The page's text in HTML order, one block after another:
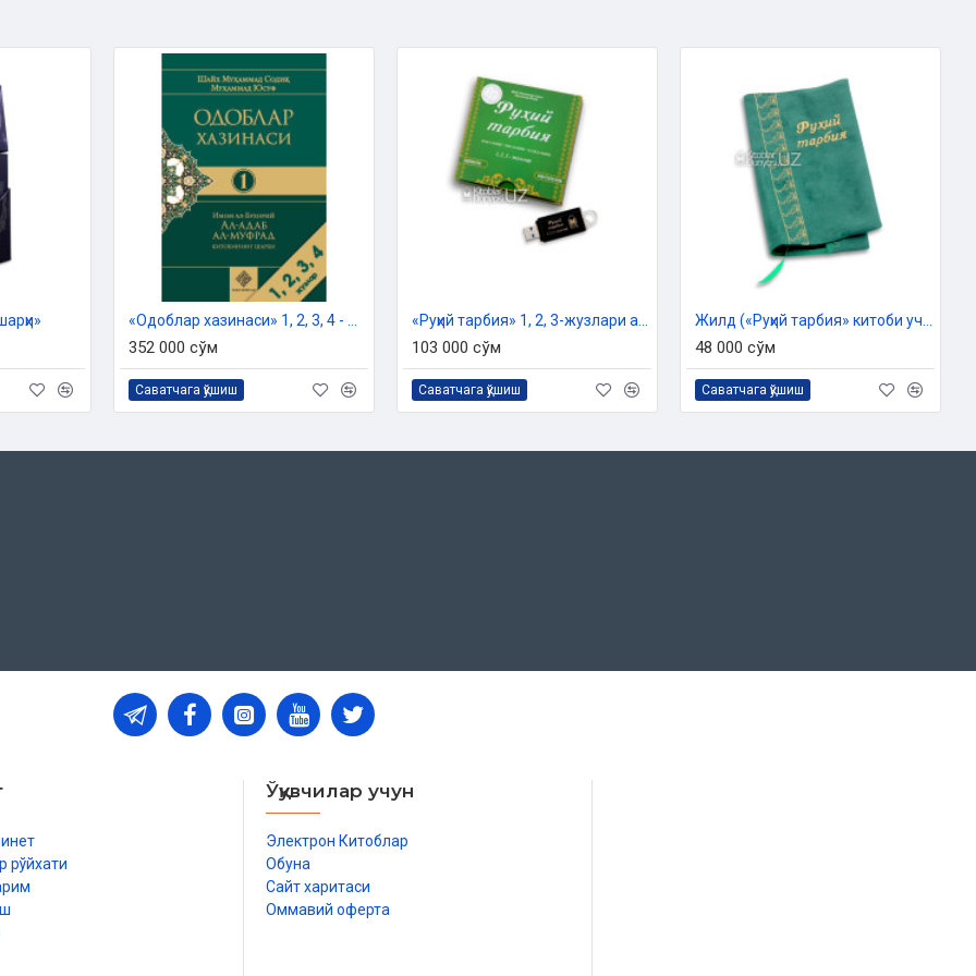
ишлари бўйича қўмитанинг
чоп этилган.
352 000 сўм
Саватчага қўшиш
103 000 сўм
Саватчага қўшиш
48 000 сўм
Саватчага қўшиш
рўйхати
Ўқувчилар учун
Электрон Китоблар
Обуна
Сайт харитаси
Оммавий оферта